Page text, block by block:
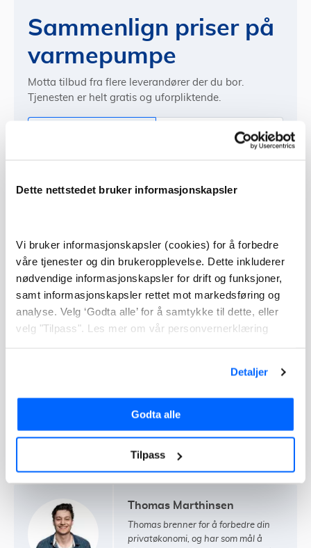
Dette nettstedet bruker informasjonskapsler
Vi bruker informasjonskapsler (cookies) for å forbedre
våre tjenester og din brukeropplevelse. Dette inkluderer
nødvendige informasjonskapsler for drift og funksjoner,
samt informasjonskapsler rettet mot markedsføring og
analyse. Velg ‘Godta alle’ for å samtykke til dette, eller
velg "Tilpass". Les mer om vår personvernerklæring
Detaljer
Godta alle
Tilpass
Sammenlign priser på
varmepumpe
Motta tilbud fra flere leverandører der du bor.
Tjenesten er helt gratis og uforpliktende.
Bedrift
Leilighet
Fritidsbolig
Annen bygning
Thomas Marthinsen
Thomas brenner for å forbedre din
privatøkonomi, og har som mål å